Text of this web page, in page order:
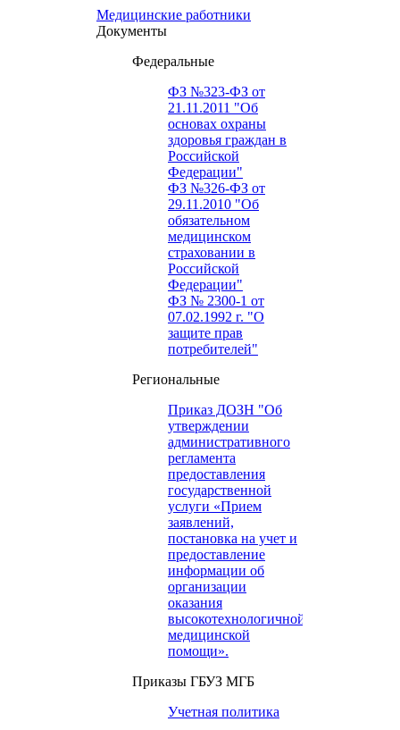
Медицинские работники
Документы
Федеральные
ФЗ №323-ФЗ от
21.11.2011 "Об
основах охраны
здоровья граждан в
Российской
Федерации"
ФЗ №326-ФЗ от
29.11.2010 "Об
обязательном
медицинском
страховании в
Российской
Федерации"
ФЗ № 2300-1 от
07.02.1992 г. "О
защите прав
потребителей"
Региональные
Приказ ДОЗН "Об
утверждении
административного
регламента
предоставления
государственной
услуги «Прием
заявлений,
постановка на учет и
предоставление
информации об
организации
оказания
высокотехнологичной
медицинской
помощи».
Приказы ГБУЗ МГБ
Учетная политика